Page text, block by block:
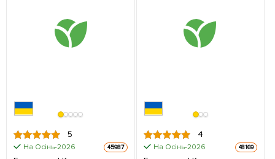
5
На Осінь-2026 45987
4
На Осінь-2026 48169